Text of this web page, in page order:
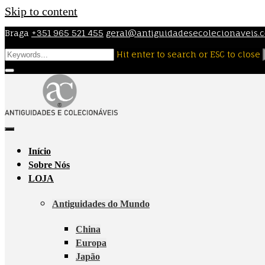
Skip to content
Braga +351 965 521 455
Hit enter to search or ESC to close
Início
Sobre Nós
LOJA
Antiguidades do Mundo
China
Europa
Japão